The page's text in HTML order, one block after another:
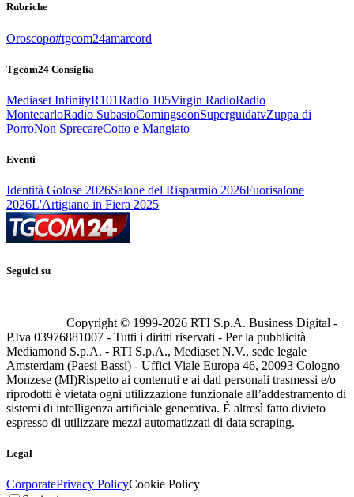
Rubriche
Oroscopo#tgcom24amarcord
Tgcom24 Consiglia
Mediaset InfinityR101Radio 105Virgin RadioRadio
MontecarloRadio SubasioComingsoonSuperguidatvZuppa di
PorroNon SprecareCotto e Mangiato
Eventi
Identità Golose 2026Salone del Risparmio 2026Fuorisalone
2026L'Artigiano in Fiera 2025
Seguici su
Copyright © 1999-2026 RTI S.p.A. Business Digital -
P.Iva 03976881007 - Tutti i diritti riservati - Per la pubblicità
Mediamond S.p.A. - RTI S.p.A., Mediaset N.V., sede legale
Amsterdam (Paesi Bassi) - Uffici Viale Europa 46, 20093 Cologno
Monzese (MI)Rispetto ai contenuti e ai dati personali trasmessi e/o
riprodotti è vietata ogni utilizzazione funzionale all’addestramento di
sistemi di intelligenza artificiale generativa. È altresì fatto divieto
espresso di utilizzare mezzi automatizzati di data scraping.
Legal
CorporatePrivacy PolicyCookie Policy